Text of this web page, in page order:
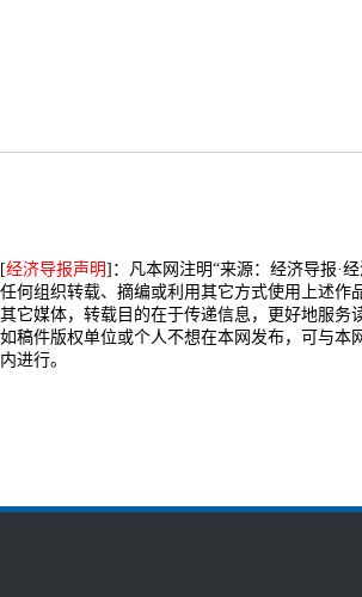
[经济导报声明]：凡本网注明“来源：经济导报·
任何组织转载、摘编或利用其它方式使用上述作
其它媒体，转载目的在于传递信息，更好地服
如稿件版权单位或个人不想在本网发布，可与本
内进行。